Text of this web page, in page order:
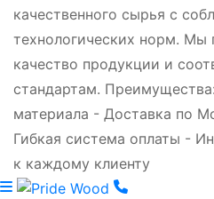
качественного сырья с
технологических норм. Мы
качество продукции и
стандартам.
материала - Доставка по
Гибкая система оплаты -
к каждому клиенту